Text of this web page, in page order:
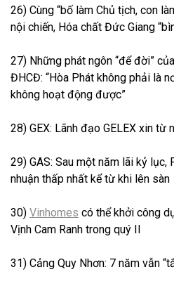
26) Cùng “bố làm Chủ tịch, con
nội chiến, Hóa chất Đức Giang
27) Những phát ngôn “để đời”
ĐHCĐ: “Hòa Phát không phải là
không hoạt động được”
28) GEX: Lãnh đạo GELEX xin từ
29) GAS: Sau một năm lãi kỷ
nhuận thấp nhất kể từ khi lên sàn
30) Vinhomes có thể khởi công
Vịnh Cam Ranh trong quý II
31) Cảng Quy Nhơn: 7 năm vẫn